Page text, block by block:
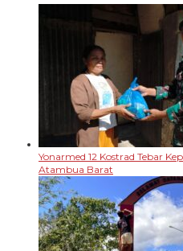
Yonarmed 12 Kostrad Tebar
Atambua Barat